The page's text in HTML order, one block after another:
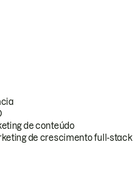
de conteúdo
de crescimento full-stack